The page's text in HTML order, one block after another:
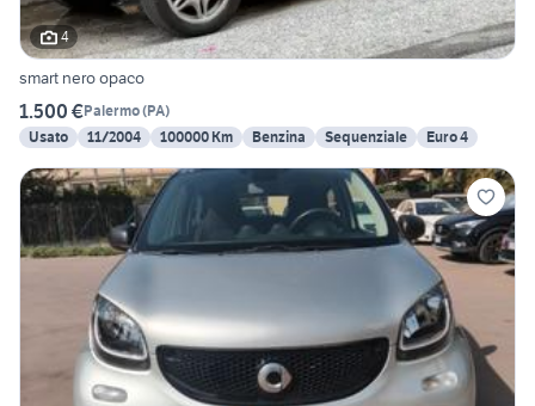
4
smart nero opaco
1.500 €Palermo(PA)
Usato
11/2004 100000 Km Benzina Sequenziale Euro 4